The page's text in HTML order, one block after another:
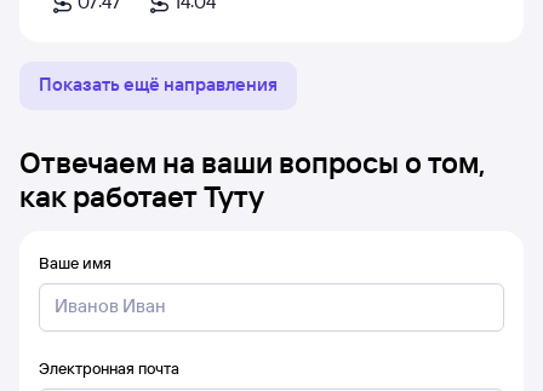
Показать ещё направления
Отвечаем на ваши вопросы о том,
как работает Туту
Ваше имя
Электронная почта